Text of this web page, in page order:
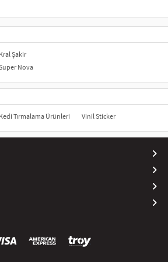
Kral Şakir
Nova
Kedi Tırmalama Ürünleri Vinil Sticker